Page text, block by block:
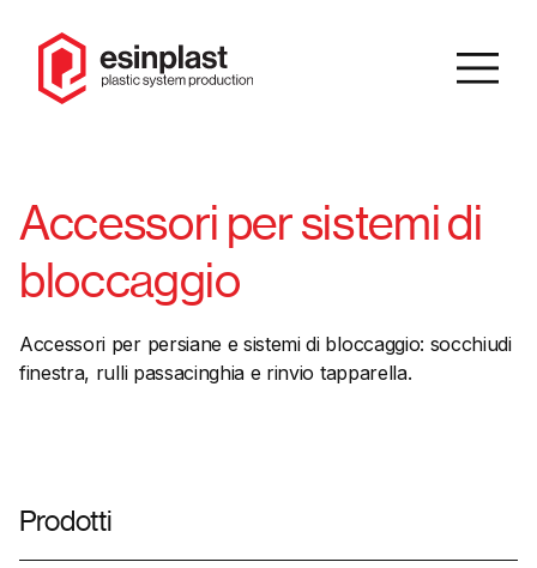
Homepage
Azienda
Soluzioni
Cerca
Accessori per sistemi di
bloccaggio
Accessori per persiane e sistemi di bloccaggio: socchiudi
finestra, rulli passacinghia e rinvio tapparella.
Prodotti